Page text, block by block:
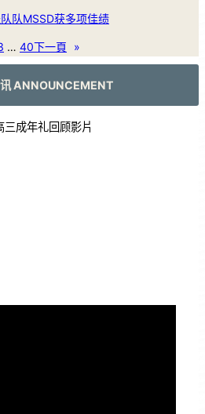
队MSSD获多项佳绩
… 40下一頁 »
ANNOUNCEMENT
成年礼回顾影片